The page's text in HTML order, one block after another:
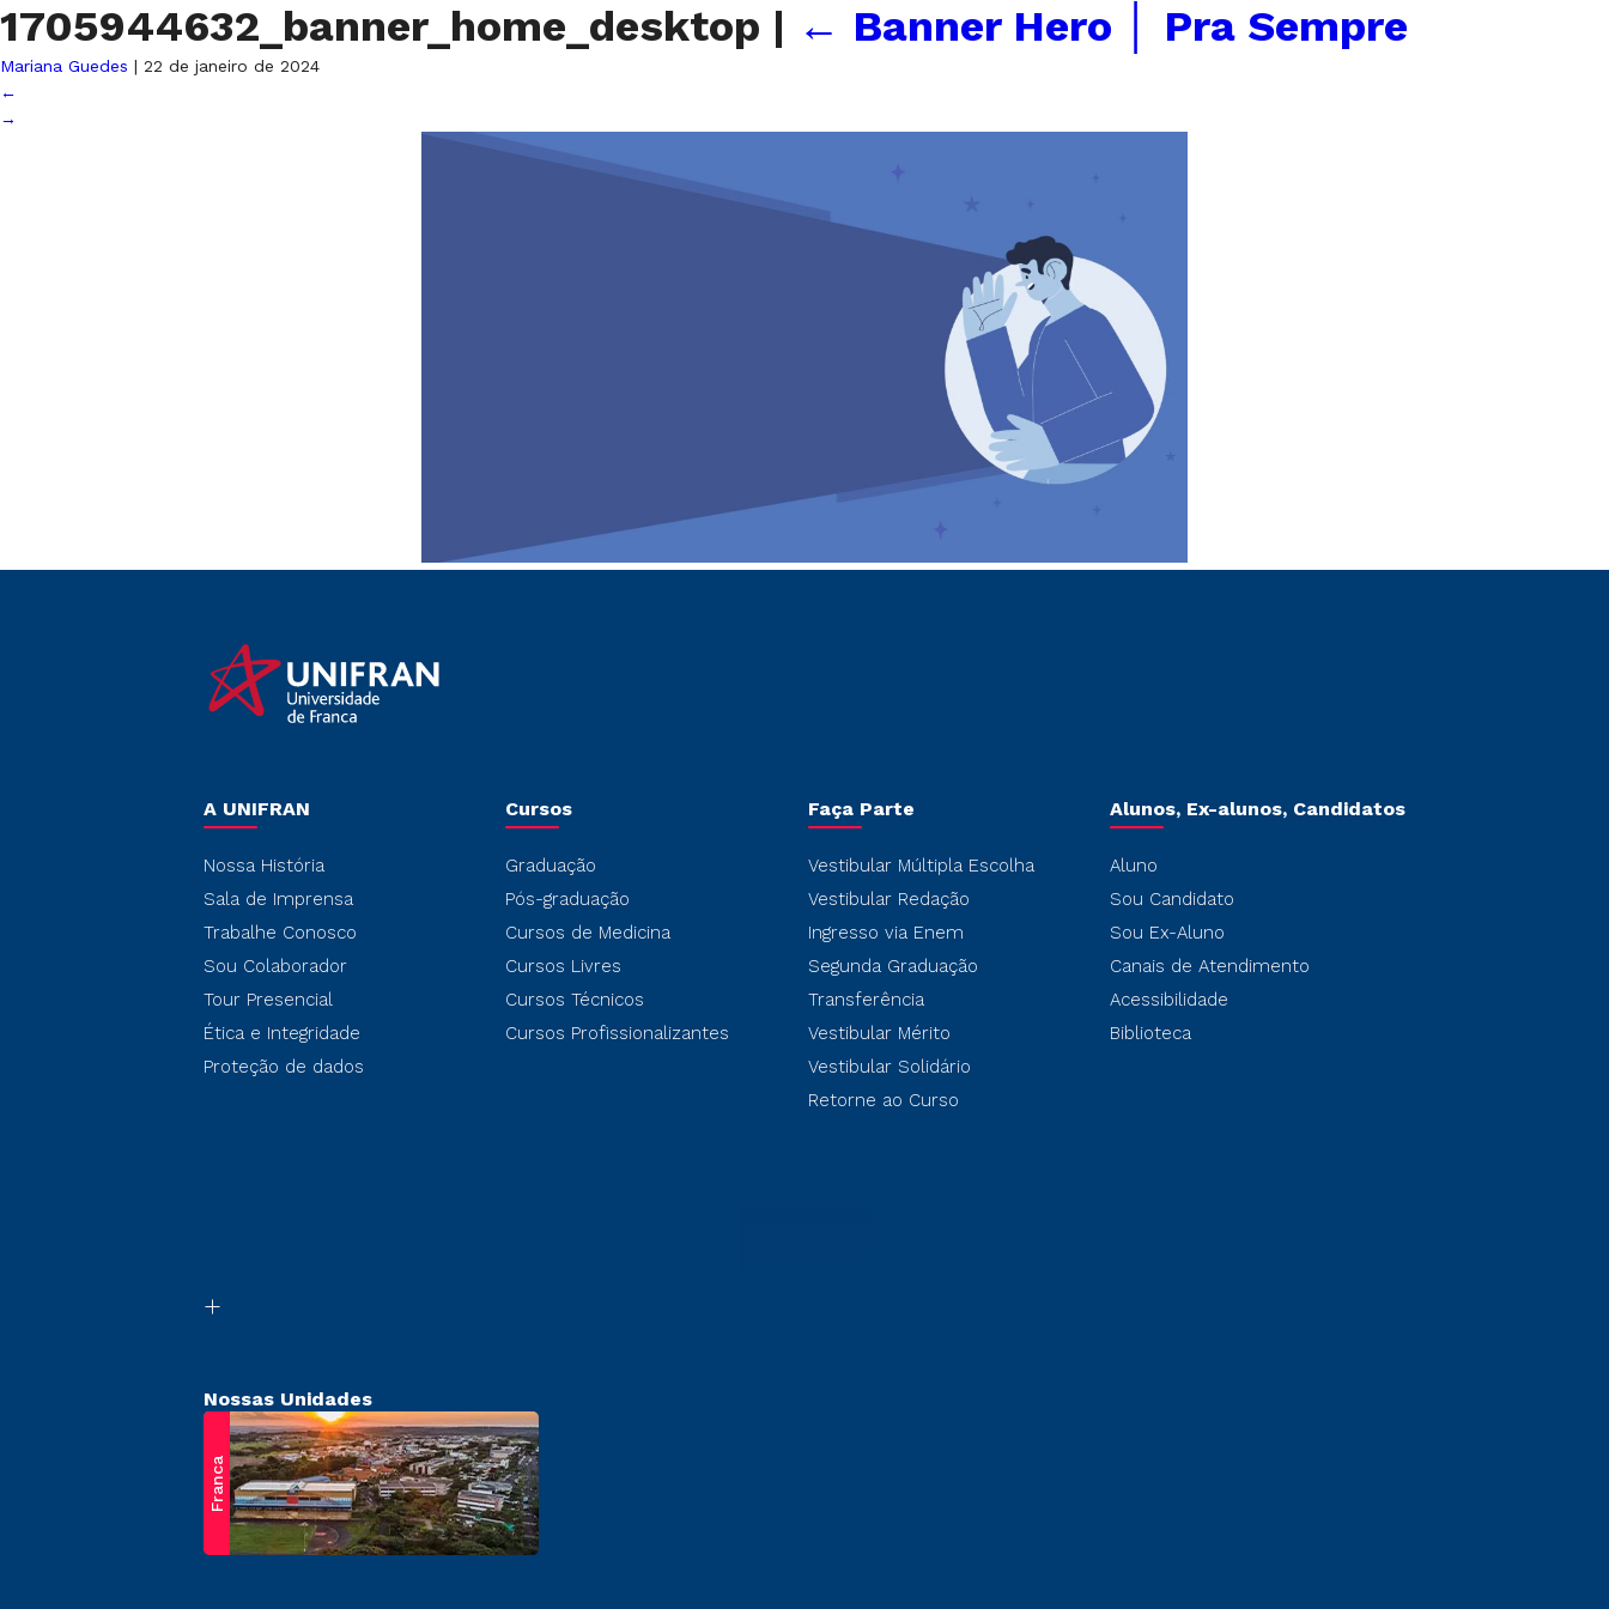
1705944632_banner_home_desktop | ← Banner Hero │ Pra Sempre
Mariana Guedes | 22 de janeiro de 2024
←
→
A UNIFRAN
Nossa História
Sala de Imprensa
Trabalhe Conosco
Sou Colaborador
Tour Presencial
Ética e Integridade
Proteção de dados
Cursos
Graduação
Pós-graduação
Cursos de Medicina
Cursos Livres
Cursos Técnicos
Cursos Profissionalizantes
Faça Parte
Vestibular Múltipla Escolha
Vestibular Redação
Ingresso via Enem
Segunda Graduação
Transferência
Vestibular Mérito
Vestibular Solidário
Retorne ao Curso
Alunos, Ex-alunos, Candidatos
Aluno
Sou Candidato
Sou Ex-Aluno
Canais de Atendimento
Acessibilidade
Biblioteca
Nossas Unidades
Franca